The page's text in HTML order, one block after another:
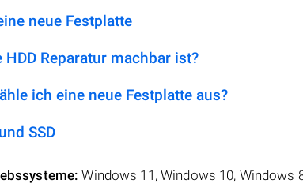
neue Festplatte
HDD Reparatur machbar ist?
ich eine neue Festplatte aus?
SSD
Windows 11, Windows 10, Windows